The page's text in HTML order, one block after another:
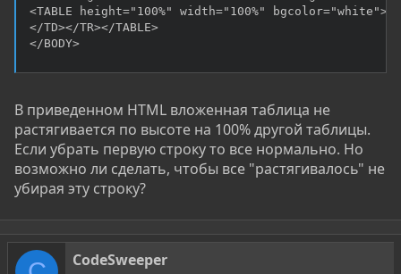
<TABLE height="100%" width="100%"
</TD></TR></TABLE>
</BODY>
В приведенном HTML вложенная таблица не
растягивается по высоте на 100% другой таблицы.
Если убрать первую строку то все нормально. Но
возможно ли сделать, чтобы все "растягивалось" не
убирая эту строку?
CodeSweeper